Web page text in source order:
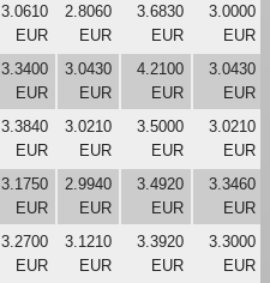
3.0610
EUR
2.8060
EUR
3.6830
EUR
3.0000
EUR
3.3400
EUR
3.0430
EUR
4.2100
EUR
3.0430
EUR
3.3840
EUR
3.0210
EUR
3.5000
EUR
3.0210
EUR
3.1750
EUR
2.9940
EUR
3.4920
EUR
3.3460
EUR
3.2700
EUR
3.1210
EUR
3.3920
EUR
3.3000
EUR